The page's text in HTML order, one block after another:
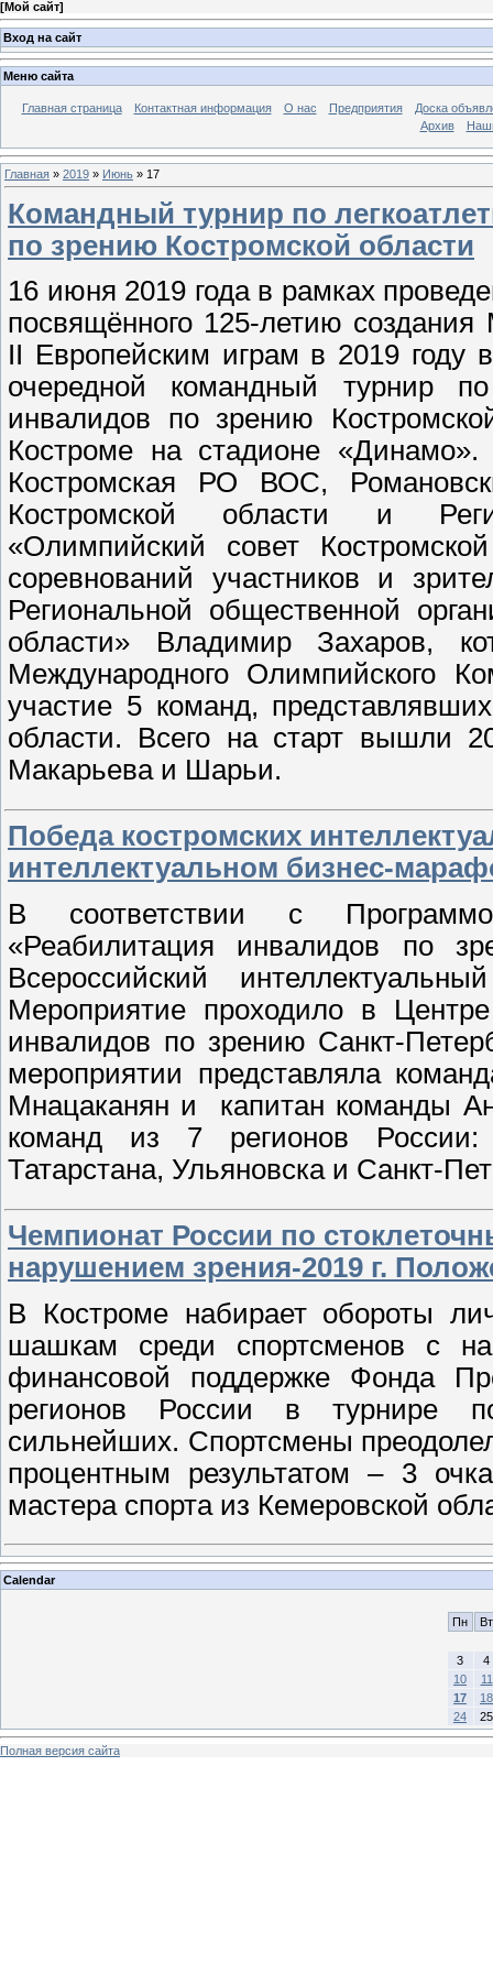
[Мой сайт]
Вход на сайт
Меню сайта
Главная страница Контактная информация О нас Предприятия
Доска
Архив
Главная » 2019 » Июнь » 17
Командный турнир по
по зрению Костромской области
16 июня 2019 года в рамках
посвящённого 125-летию
II Европейским играм в 2019 году
очередной командный турнир
инвалидов по зрению
Костроме на стадионе
Костромская РО ВОС,
Костромской области и
«Олимпийский совет
соревнований участников и
Региональной общественной
области» Владимир Захаров,
Международного Олимпийского
участие 5 команд,
области. Всего на старт вышли
Макарьева и Шарьи.
Победа костромских
интеллектуальном бизнес-
В соответствии с
«Реабилитация инвалидов по
Всероссийский
Мероприятие проходило в
инвалидов по зрению Санкт-
мероприятии представляла
Мнацаканян и капитан команды
команд из 7 регионов
Татарстана, Ульяновска и Санкт-
Чемпионат России по
нарушением зрения-2019 г.
В Костроме набирает обороты
шашкам среди спортсменов с
финансовой поддержке Фонда
регионов России в турнире
сильнейших. Спортсмены
процентным результатом – 3
мастера спорта из Кемеровской
Calendar
Пн Вт
3
4
10
11
17
18
24
25
Полная версия сайта